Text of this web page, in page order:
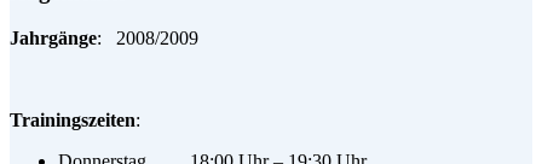
Jahrgänge: 2008/2009
Trainingszeiten: